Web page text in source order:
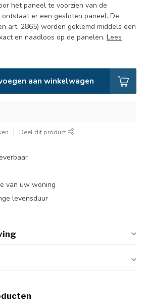
het paneel te voorzien van de
er een gesloten paneel. De
art. 2865) worden geklemd middels een
en naadloos op de panelen. Lees
aan winkelwagen
Deel dit product
van uw woning
levensduur